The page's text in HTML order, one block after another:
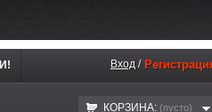
Вход /
КОРЗИНА: (пустo)